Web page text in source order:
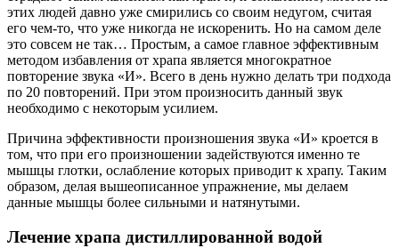
этих людей давно уже смирились со своим недугом, считая
его чем-то, что уже никогда не искоренить. Но на самом деле
это совсем не так… Простым, а самое главное эффективным
методом избавления от храпа является многократное
повторение звука «И». Всего в день нужно делать три подхода
по 20 повторений. При этом произносить данный звук
необходимо с некоторым усилием.
Причина эффективности произношения звука «И» кроется в
том, что при его произношении задействуются именно те
мышцы глотки, ослабление которых приводит к храпу. Таким
образом, делая вышеописанное упражнение, мы делаем
данные мышцы более сильными и натянутыми.
Лечение храпа дистиллированной водой